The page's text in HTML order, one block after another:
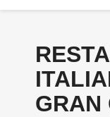
GRAN